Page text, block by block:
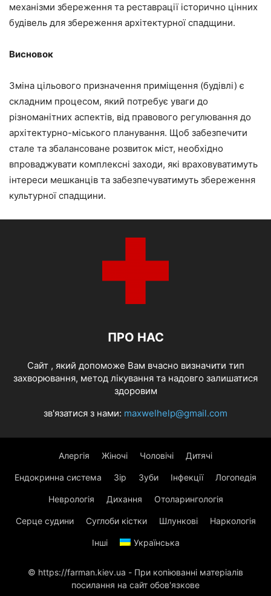
механізми збереження та реставрації історично цінних
будівель для збереження архітектурної спадщини.
Висновок
Зміна цільового призначення приміщення (будівлі) є
складним процесом, який потребує уваги до
різноманітних аспектів, від правового регулювання до
архітектурно-міського планування. Щоб забезпечити
стале та збалансоване розвиток міст, необхідно
впроваджувати комплексні заходи, які враховуватимуть
інтереси мешканців та забезпечуватимуть збереження
культурної спадщини.
ПРО НАС
Cайт , який допоможе Вам вчасно визначити тип
захворювання, метод лікування та надовго залишатися
здоровим
зв'язатися з нами: maxwelhelp@gmail.com
Алергія Жіночі Чоловічі Дитячі
Ендокринна система Зір Зуби Інфекції Логопедія
Неврологія Дихання Отоларингологія
Серце судини Суглоби кістки Шлункові Наркологія
Інші Українська
© https://farman.kiev.ua - При копіюванні матеріалів
посилання на сайт обов'язкове